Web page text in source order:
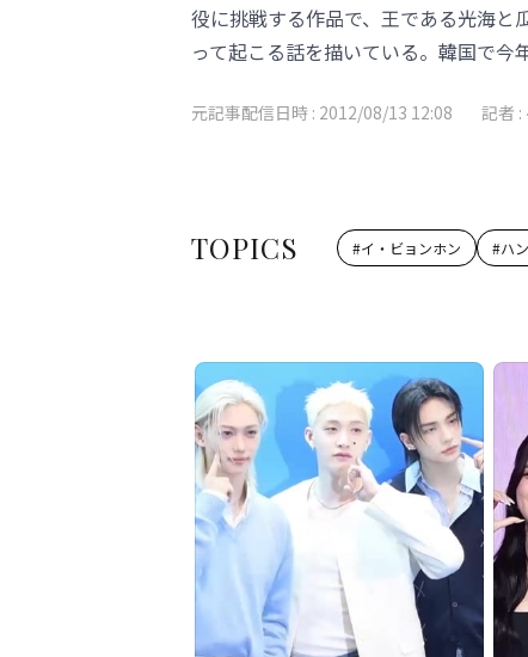
役に挑戦する作品で、王である光海と
って起こる話を描いている。韓国で今
元記事配信日時 : 2012/08/13 12:08 記者 :
TOPICS #イ・ビョンホン #ハ